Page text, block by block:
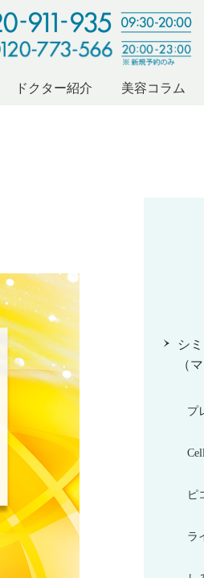
ドクター紹介 美容コラム
シ
（
プ
ピ
ラ